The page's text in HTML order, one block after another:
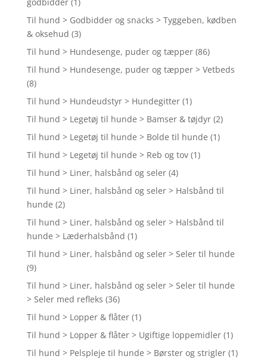
godbidder (1)
Til hund > Godbidder og snacks > Tyggeben, kødben
& oksehud (3)
Til hund > Hundesenge, puder og tæpper (86)
Til hund > Hundesenge, puder og tæpper > Vetbeds
(8)
Til hund > Hundeudstyr > Hundegitter (1)
Til hund > Legetøj til hunde > Bamser & tøjdyr (2)
Til hund > Legetøj til hunde > Bolde til hunde (1)
Til hund > Legetøj til hunde > Reb og tov (1)
Til hund > Liner, halsbånd og seler (4)
Til hund > Liner, halsbånd og seler > Halsbånd til
hunde (2)
Til hund > Liner, halsbånd og seler > Halsbånd til
hunde > Læderhalsbånd (1)
Til hund > Liner, halsbånd og seler > Seler til hunde
(9)
Til hund > Liner, halsbånd og seler > Seler til hunde
> Seler med refleks (36)
Til hund > Lopper & flåter (1)
Til hund > Lopper & flåter > Ugiftige loppemidler (1)
Til hund > Pelspleje til hunde > Børster og strigler (1)